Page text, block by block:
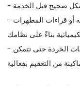
- فحص وتسجيل درجات الحرارة المطلوبة أو قراءات المطهرات
- حافظ على نظافة الرفوف والستائر وشاشات الخردة حتى تتمكن